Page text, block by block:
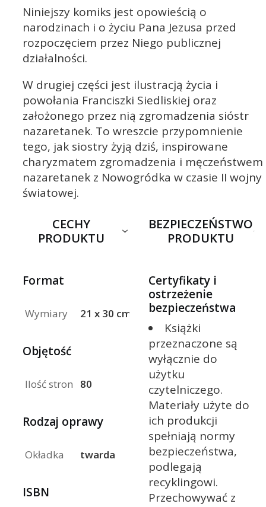
Niniejszy komiks jest opowieścią o
narodzinach i o życiu Pana Jezusa przed
rozpoczęciem przez Niego publicznej
działalności.
W drugiej części jest ilustracją życia i
powołania Franciszki Siedliskiej oraz
założonego przez nią zgromadzenia sióstr
nazaretanek. To wreszcie przypomnienie
tego, jak siostry żyją dziś, inspirowane
charyzmatem zgromadzenia i męczeństwem
nazaretanek z Nowogródka w czasie II wojny
światowej.
CECHY
PRODUKTU
Format
Wymiary 21 x 30 cm
Objętość
Ilość stron 80
Rodzaj oprawy
Okładka twarda
ISBN
BEZPIECZEŃSTWO
PRODUKTU
Certyfikaty i
ostrzeżenie
bezpieczeństwa
Książki
przeznaczone są
wyłącznie do
użytku
czytelniczego.
Materiały użyte do
ich produkcji
spełniają normy
bezpieczeństwa,
podlegają
recyklingowi.
Przechowywać z